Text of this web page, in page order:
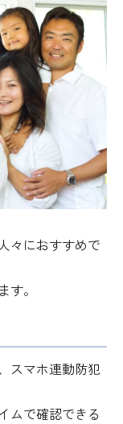
々におすすめで
。
スマホ連動防犯
ムで確認できる